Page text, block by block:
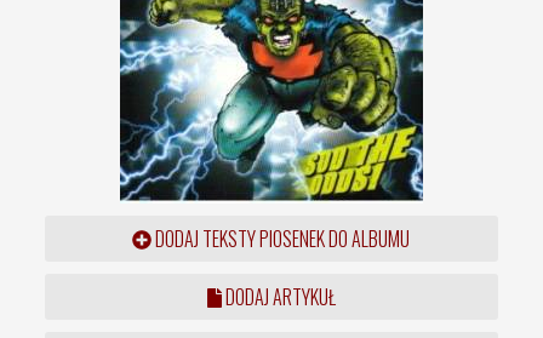
DODAJ TEKSTY PIOSENEK DO ALBUMU
DODAJ ARTYKUŁ